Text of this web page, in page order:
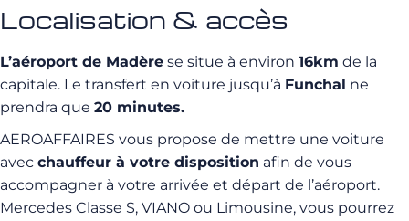
Localisation & accès
L’aéroport de Madère se situe à environ 16km de la
capitale. Le transfert en voiture jusqu’à Funchal ne
prendra que 20 minutes.
AEROAFFAIRES vous propose de mettre une voiture
avec chauffeur à votre disposition afin de vous
accompagner à votre arrivée et départ de l’aéroport.
Mercedes Classe S, VIANO ou Limousine, vous pourrez